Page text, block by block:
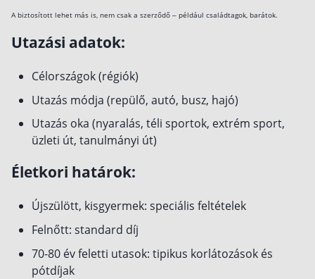
A biztosított lehet más is, nem csak a szerződő – például családtagok, barátok.
Utazási adatok:
Célországok (régiók)
Utazás módja (repülő, autó, busz, hajó)
Utazás oka (nyaralás, téli sportok, extrém sport,
üzleti út, tanulmányi út)
Életkori határok:
Újszülött, kisgyermek: speciális feltételek
Felnőtt: standard díj
70-80 év feletti utasok: tipikus korlátozások és
pótdíjak